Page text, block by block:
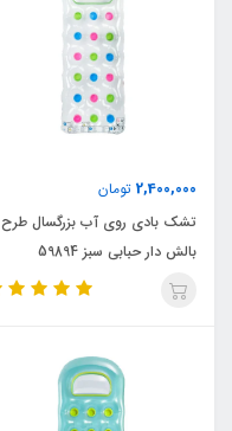
2,400,000 تومان
تشک بادی روی آب بزرگسال طرح
بالش دار حبابی سبز 59894